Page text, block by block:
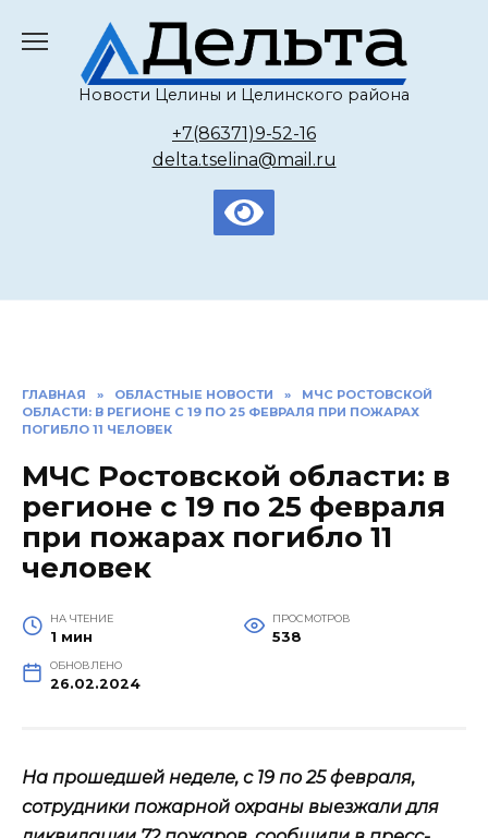
содержанию
Новости Целины и Целинского района
+7(86371)9-52-16
delta.tselina@mail.ru
ГЛАВНАЯ » ОБЛАСТНЫЕ НОВОСТИ »
МЧС РОСТОВСКОЙ
ОБЛАСТИ: В РЕГИОНЕ С 19 ПО 25 ФЕВРАЛЯ ПРИ ПОЖАРАХ
ПОГИБЛО 11 ЧЕЛОВЕК
МЧС Ростовской области: в
регионе с 19 по 25 февраля
при пожарах погибло 11
человек
НА ЧТЕНИЕ
1 мин
ПРОСМОТРОВ
538
ОБНОВЛЕНО
26.02.2024
На прошедшей неделе, с 19 по 25 февраля,
сотрудники пожарной охраны выезжали для